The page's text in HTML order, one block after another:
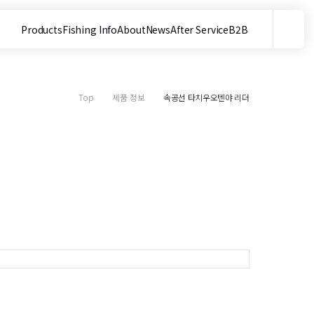
ProductsFishing InfoAboutNewsAfter ServiceB2B
이트 내 검색
Top 제품 정보 속공선 타치우오텐야 리더